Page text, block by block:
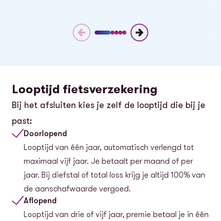
Looptijd fietsverzekering
Bij het afsluiten kies je zelf de looptijd die bij je
past:
Doorlopend
Looptijd van één jaar, automatisch verlengd tot
maximaal vijf jaar. Je betaalt per maand of per
jaar. Bij diefstal of total loss krijg je altijd 100% van
de aanschafwaarde vergoed.
Aflopend
Looptijd van drie of vijf jaar, premie betaal je in één